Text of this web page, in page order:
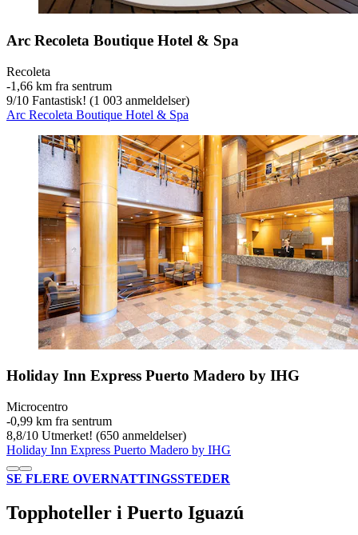
Arc Recoleta Boutique Hotel & Spa
Recoleta
‐1,66 km fra sentrum
9/10 Fantastisk! (1 003 anmeldelser)
Arc Recoleta Boutique Hotel & Spa
Holiday Inn Express Puerto Madero by IHG
Microcentro
‐0,99 km fra sentrum
8,8/10 Utmerket! (650 anmeldelser)
Holiday Inn Express Puerto Madero by IHG
SE FLERE OVERNATTINGSSTEDER
Topphoteller i Puerto Iguazú